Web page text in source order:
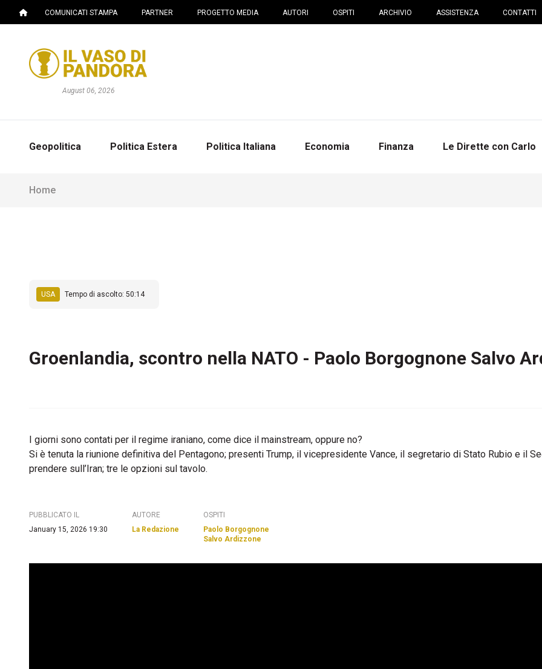
COMUNICATI STAMPA PARTNER PROGETTO MEDIA AUTORI OSPITI ARCHIVIO ASSISTENZA CONTATTI
August 06, 2026
Geopolitica Politica Estera Politica Italiana Economia Finanza Le Dirette con Carlo
Home
USA Tempo di ascolto: 50:14
Groenlandia, scontro nella NATO - Paolo Borgognone Salvo
I giorni sono contati per il regime iraniano, come dice il mainstream, oppure no?
Si è tenuta la riunione definitiva del Pentagono; presenti Trump, il vicepresidente Vance, il segretario di Stato Rubio e il
prendere sull’Iran; tre le opzioni sul tavolo.
PUBBLICATO IL
January 15, 2026 19:30
AUTORE
La Redazione
OSPITI
Paolo Borgognone
Salvo Ardizzone